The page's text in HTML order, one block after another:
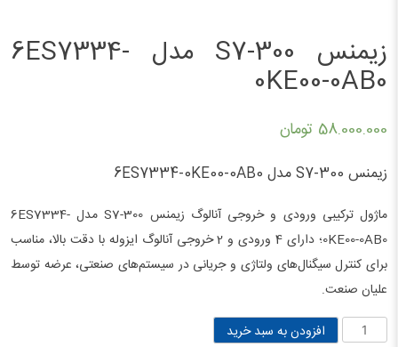
زیمنس S7-300 مدل 6ES7334-
0KE00-0AB0
58.000.000 تومان
زیمنس S7-300 مدل 6ES7334-0KE00-0AB0
ماژول ترکیبی ورودی و خروجی آنالوگ زیمنس S7-300 مدل 6ES7334-
0KE00-0AB0؛ دارای 4 ورودی و 2 خروجی آنالوگ ایزوله با دقت بالا، مناسب
برای کنترل سیگنال‌های ولتاژی و جریانی در سیستم‌های صنعتی، عرضه توسط
علیان صنعت.
زیمنس
افزودن به سبد خرید